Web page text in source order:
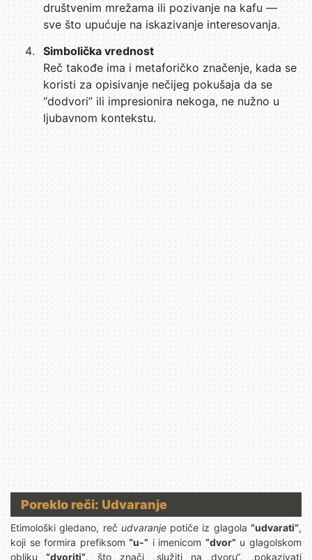
društvenim mrežama ili pozivanje na kafu —
sve što upućuje na iskazivanje interesovanja.
Simbolička vrednost
Reč takođe ima i metaforičko značenje, kada se
koristi za opisivanje nečijeg pokušaja da se
“dodvori” ili impresionira nekoga, ne nužno u
ljubavnom kontekstu.
Poreklo reči: Udvaranje
Etimološki gledano, rečudvaranjepotiče iz glagola“udvarati”,
koji se formira prefiksom“u-” i imenicom“dvor”u glagolskom
obliku“dvoriti”, što znači „služiti na dvoru“, „pokazivati